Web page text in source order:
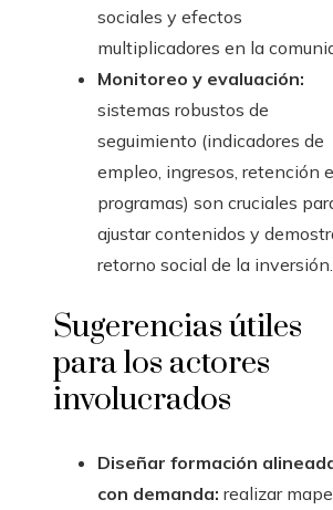
sociales y efectos
multiplicadores en la
Monitoreo y evaluación:
sistemas robustos de
seguimiento (indicadores de
empleo, ingresos, retención
programas) son cruciales
ajustar contenidos y
retorno social de la inversión.
Sugerencias útiles
para los actores
involucrados
Diseñar formación
con demanda: realizar